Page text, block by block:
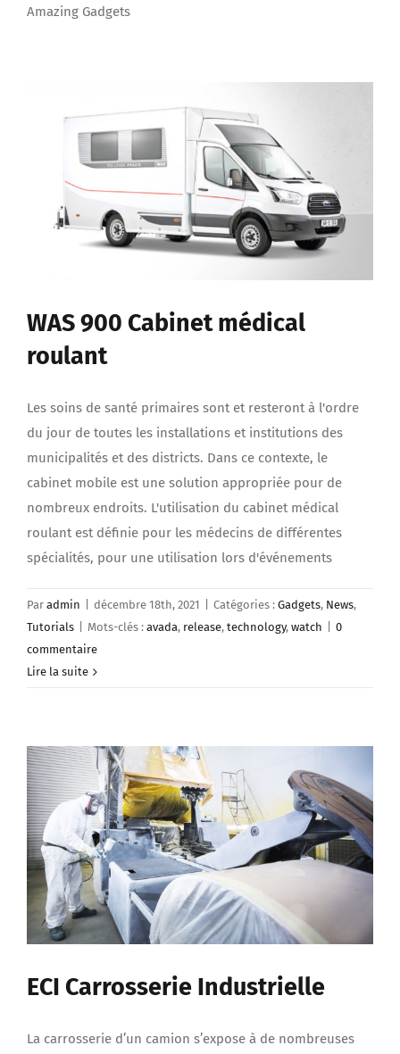
Amazing Gadgets
WAS 900 Cabinet médical
roulant
Les soins de santé primaires sont et resteront à l'ordre
du jour de toutes les installations et institutions des
municipalités et des districts. Dans ce contexte, le
cabinet mobile est une solution appropriée pour de
nombreux endroits. L'utilisation du cabinet médical
roulant est définie pour les médecins de différentes
spécialités, pour une utilisation lors d'événements
Par admin décembre 18th, 2021 Catégories : Gadgets, News,
Tutorials
Mots-clés : avada, release, technology, watch
0
commentaire
Lire la suite
ECI Carrosserie Industrielle
La carrosserie d’un camion s’expose à de nombreuses